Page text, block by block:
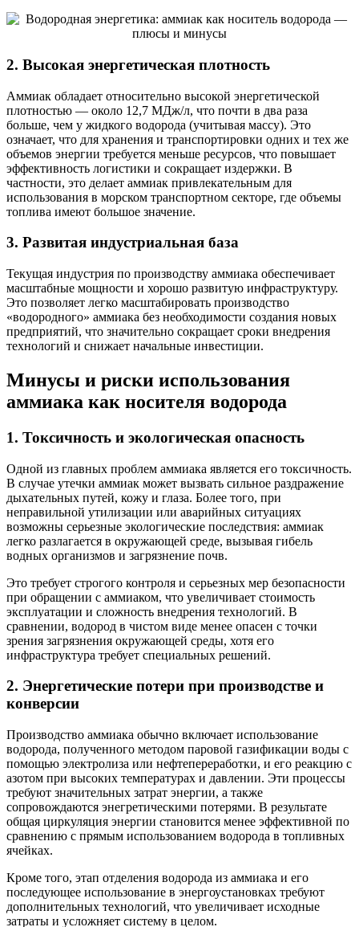
2. Высокая энергетическая плотность
Аммиак обладает относительно высокой энергетической
плотностью — около 12,7 МДж/л, что почти в два раза
больше, чем у жидкого водорода (учитывая массу). Это
означает, что для хранения и транспортировки одних и тех же
объемов энергии требуется меньше ресурсов, что повышает
эффективность логистики и сокращает издержки. В
частности, это делает аммиак привлекательным для
использования в морском транспортном секторе, где объемы
топлива имеют большое значение.
3. Развитая индустриальная база
Текущая индустрия по производству аммиака обеспечивает
масштабные мощности и хорошо развитую инфраструктуру.
Это позволяет легко масштабировать производство
«водородного» аммиака без необходимости создания новых
предприятий, что значительно сокращает сроки внедрения
технологий и снижает начальные инвестиции.
Минусы и риски использования
аммиака как носителя водорода
1. Токсичность и экологическая опасность
Одной из главных проблем аммиака является его токсичность.
В случае утечки аммиак может вызвать сильное раздражение
дыхательных путей, кожу и глаза. Более того, при
неправильной утилизации или аварийных ситуациях
возможны серьезные экологические последствия: аммиак
легко разлагается в окружающей среде, вызывая гибель
водных организмов и загрязнение почв.
Это требует строгого контроля и серьезных мер безопасности
при обращении с аммиаком, что увеличивает стоимость
эксплуатации и сложность внедрения технологий. В
сравнении, водород в чистом виде менее опасен с точки
зрения загрязнения окружающей среды, хотя его
инфраструктура требует специальных решений.
2. Энергетические потери при производстве и
конверсии
Производство аммиака обычно включает использование
водорода, полученного методом паровой газификации воды с
помощью электролиза или нефтепереработки, и его реакцию с
азотом при высоких температурах и давлении. Эти процессы
требуют значительных затрат энергии, а также
сопровождаются энегретическими потерями. В результате
общая циркуляция энергии становится менее эффективной по
сравнению с прямым использованием водорода в топливных
ячейках.
Кроме того, этап отделения водорода из аммиака и его
последующее использование в энергоустановках требуют
дополнительных технологий, что увеличивает исходные
затраты и усложняет систему в целом.